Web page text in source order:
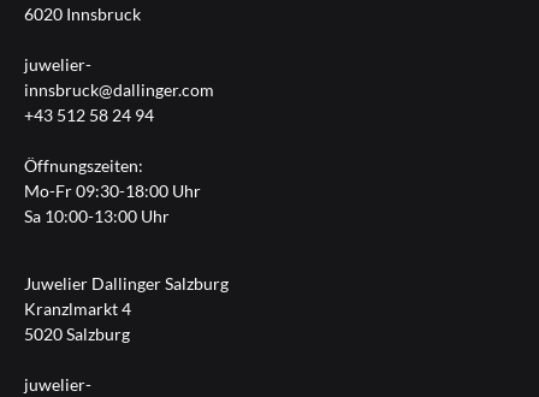
6020 Innsbruck
juwelier-
innsbruck@dallinger.com
+43 512 58 24 94
Öffnungszeiten:
Mo-Fr 09:30-18:00 Uhr
Sa 10:00-13:00 Uhr
Juwelier Dallinger Salzburg
Kranzlmarkt 4
5020 Salzburg
juwelier-